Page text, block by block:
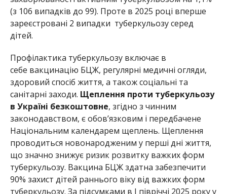
(з 106 випадків до 99). Проте в 2025 році вперше
зареєстровані 2 випадки туберкульозу серед
дітей.
Профілактика туберкульозу включає в
себе вакцинацію БЦЖ, регулярні медичні огляди,
здоровий спосіб життя, а також соціальні та
санітарні заходи. Щеплення проти туберкульозу
в Україні безкоштовне, згідно з чинним
законодавством, єобов’язковим і передбачене
Національним календарем щеплень. Щеплення
проводиться новонародженим у перші дні життя,
що значно знижує ризик розвитку важкихформ
туберкульозу. Вакцина БЦЖ здатна забезпечити
90% захист дітей раннього віку від важкихформ
туберкульозу. За підсумками в І півріччі 2025 року у